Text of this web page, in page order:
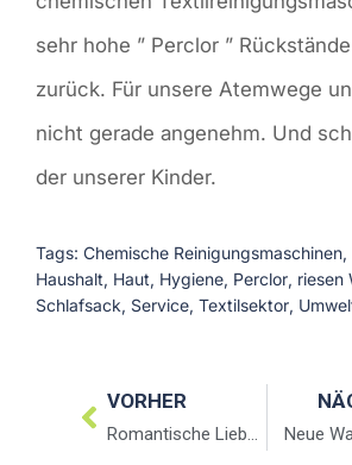
sehr hohe ” Perclor ”
zurück. Für unsere Atemwege
nicht gerade angenehm. Und
der unserer Kinder.
Tags: Chemische Reinigungsmaschinen,
Haushalt, Haut, Hygiene, Perclor, riesen
Schlafsack, Service, Textilsektor,
VORHER
Romantische Liebe ©copyright Neue